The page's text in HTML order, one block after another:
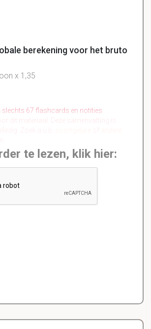
berekening voor het bruto
x 1,35
slechts 67 flashcards en notities
dit materiaal. Deze samenvatting is
te lezen, klik hier: